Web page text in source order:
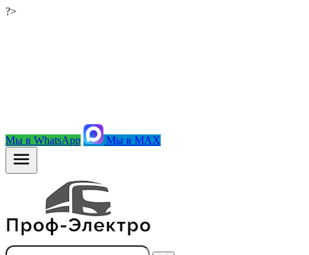
?>
Мы в WhatsApp Мы в MAX